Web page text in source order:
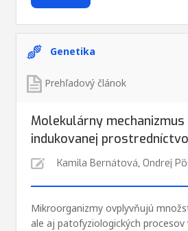
Genetika
Prehľadový článok
Molekulárny
indukovanej
Kamila Bernátová, Ondrej
Mikroorganizmy ovplyvňujú
ale aj patofyziologických procesov